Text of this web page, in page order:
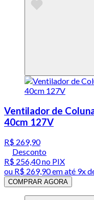
Ventilador de
40cm 127V
R$ 269,90
Desconto
R$ 256,40no PIX
ou R$ 269,90em até 9x
COMPRAR AGORA